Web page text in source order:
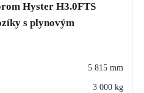
Hyster H3.0FTS
s plynovým
5 815 mm
3 000 kg